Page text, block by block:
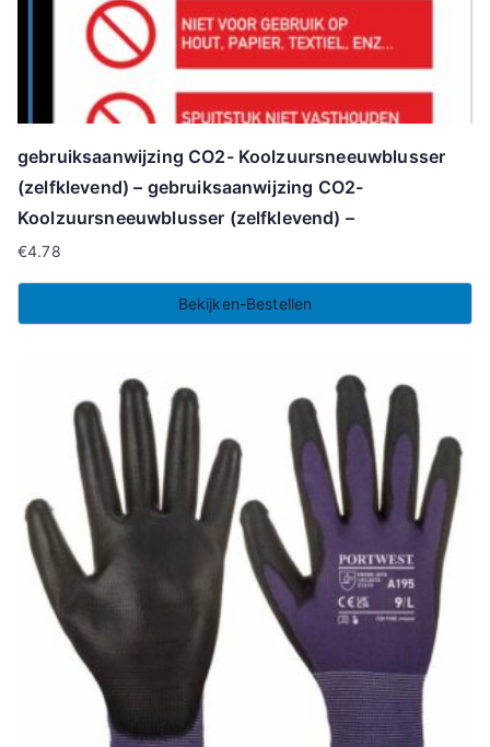
gebruiksaanwijzing CO2- Koolzuursneeuwblusser
(zelfklevend) – gebruiksaanwijzing CO2-
Koolzuursneeuwblusser (zelfklevend) –
€4.78
Bekijken-Bestellen